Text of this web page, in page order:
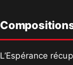
L’Espérance